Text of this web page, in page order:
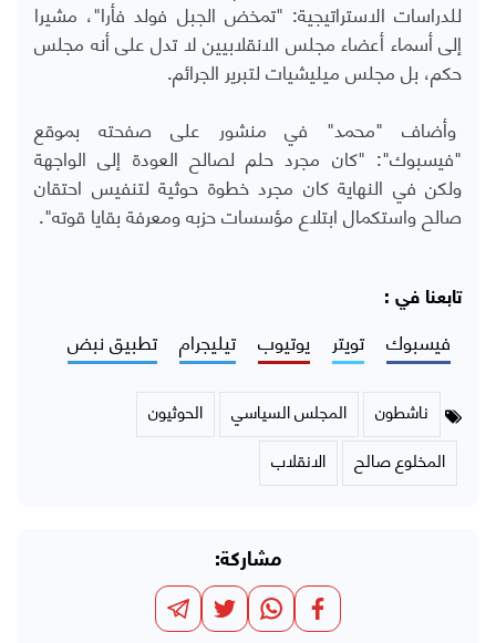
للدراسات الاستراتيجية: "تمخض الجبل فولد فأرا"، مشيرا
إلى أسماء أعضاء مجلس الانقلابيين لا تدل على أنه مجلس
حكم، بل مجلس ميليشيات لتبرير الجرائم.
وأضاف "محمد" في منشور على صفحته بموقع
"فيسبوك": "كان مجرد حلم لصالح العودة إلى الواجهة
ولكن في النهاية كان مجرد خطوة حوثية لتنفيس احتقان
صالح واستكمال ابتلاع مؤسسات حزبه ومعرفة بقايا قوته".
تابعنا في :
فيسبوك تويتر يوتيوب تيليجرام تطبيق نبض
ناشطون المجلس السياسي
الحوثيون
المخلوع صالح
الانقلاب
مشاركة: